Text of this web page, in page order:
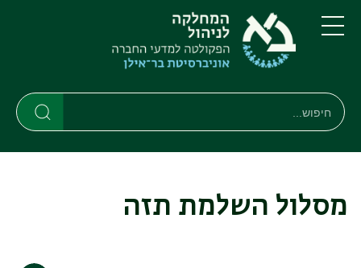
דילוג
העיקרי
דילוג
ניווט
ראשי
תפריט
חיפוש
Search
מסלול השלמת תזה